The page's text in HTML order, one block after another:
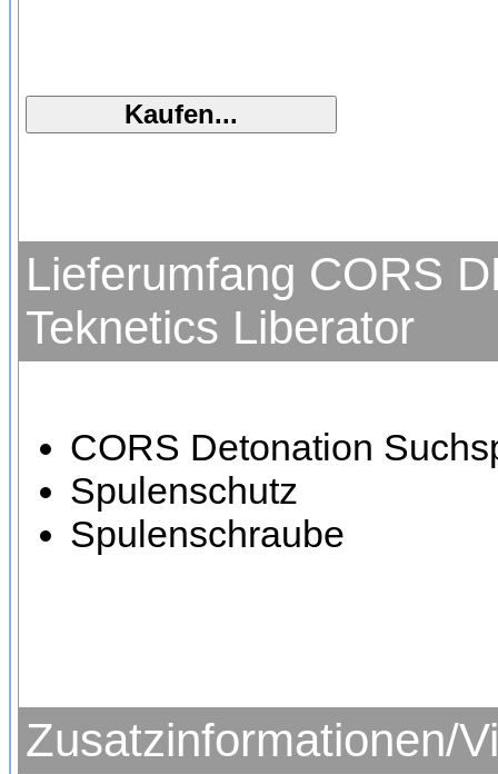
Lieferumfang CORS
Teknetics Liberator
CORS Detonation
Spulenschutz
Spulenschraube
Zusatzinformationen/